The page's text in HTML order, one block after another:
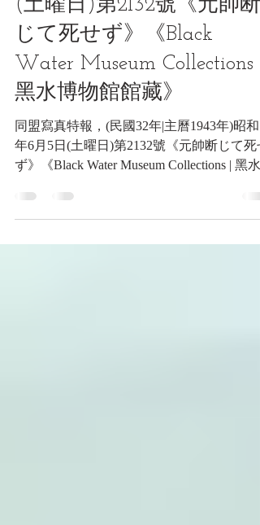
同盟寫真特報，(民國32年|
主曆1943年)昭和18年6月5日
(土曜日)第2132號《元帥断
じて死せず》《Black
Water Museum Collections |
黑水博物館館藏》
同盟寫真特報，(民國32年|主曆1943年)昭和